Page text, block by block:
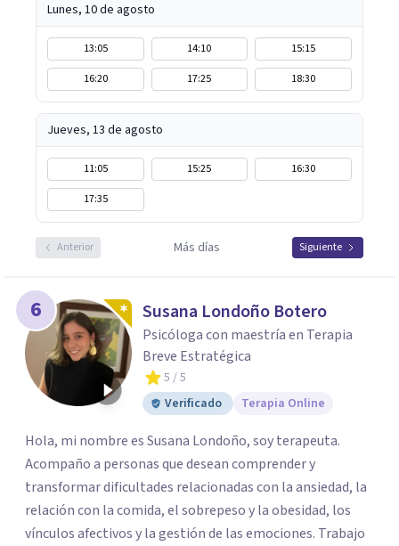
Lunes, 10 de agosto
13:05 14:10
15:15
16:20
17:25 18:30
Jueves, 13 de agosto
11:05 15:25
16:30
17:35
Anterior Más días Siguiente
6 Susana Londoño Botero
Psicóloga con maestría en Terapia
Breve Estratégica
5 / 5
Verificado
Terapia Online
Hola, mi nombre es Susana Londoño, soy terapeuta.
Acompaño a personas que desean comprender y
transformar dificultades relacionadas con la ansiedad, la
relación con la comida, el sobrepeso y la obesidad, los
vínculos afectivos y la gestión de las emociones. Trabajo